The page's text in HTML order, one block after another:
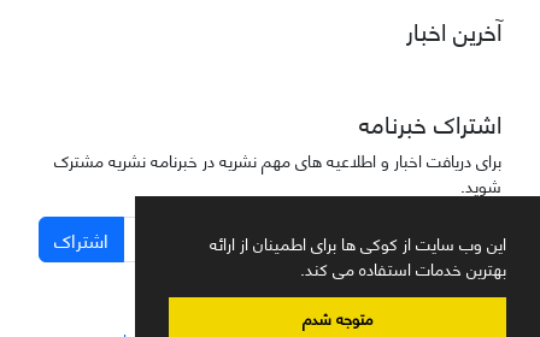
این وب سایت از کوکی ها برای اطمینان از ارائه
بهترین خدمات استفاده می کند.
متوجه شدم
آخرین اخبار
اشتراک خبرنامه
برای دریافت اخبار و اطلاعیه های مهم نشریه در خبرنامه نشریه مشترک
شوید.
اشتراک